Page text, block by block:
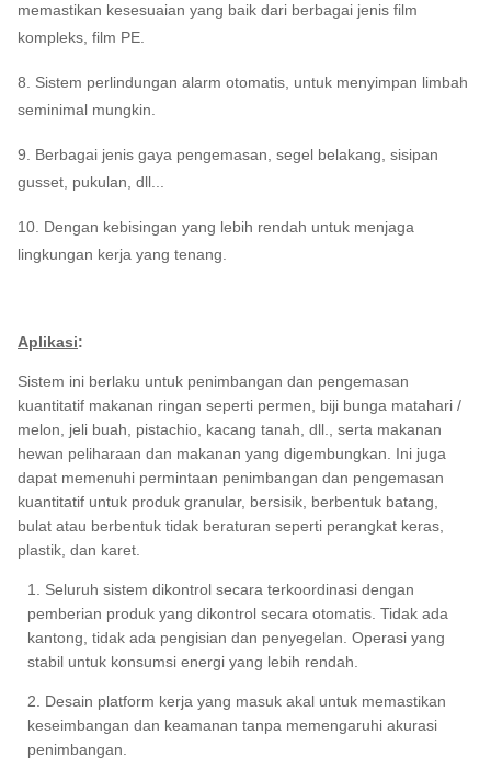
memastikan kesesuaian yang baik dari berbagai jenis film
kompleks, film PE.
8. Sistem perlindungan alarm otomatis, untuk menyimpan limbah
seminimal mungkin.
9. Berbagai jenis gaya pengemasan, segel belakang, sisipan
gusset, pukulan, dll...
10. Dengan kebisingan yang lebih rendah untuk menjaga
lingkungan kerja yang tenang.
Aplikasi:
Sistem ini berlaku untuk penimbangan dan pengemasan
kuantitatif makanan ringan seperti permen, biji bunga matahari /
melon, jeli buah, pistachio, kacang tanah, dll., serta makanan
hewan peliharaan dan makanan yang digembungkan. Ini juga
dapat memenuhi permintaan penimbangan dan pengemasan
kuantitatif untuk produk granular, bersisik, berbentuk batang,
bulat atau berbentuk tidak beraturan seperti perangkat keras,
plastik, dan karet.
1. Seluruh sistem dikontrol secara terkoordinasi dengan
pemberian produk yang dikontrol secara otomatis. Tidak ada
kantong, tidak ada pengisian dan penyegelan. Operasi yang
stabil untuk konsumsi energi yang lebih rendah.
2. Desain platform kerja yang masuk akal untuk memastikan
keseimbangan dan keamanan tanpa memengaruhi akurasi
penimbangan.